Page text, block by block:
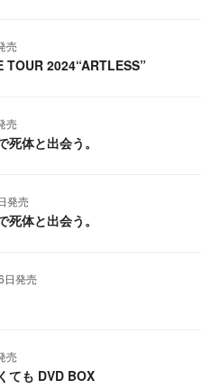
売
2024“ARTLESS”
売
体と出会う。
発売
体と出会う。
日発売
売
ても DVD BOX